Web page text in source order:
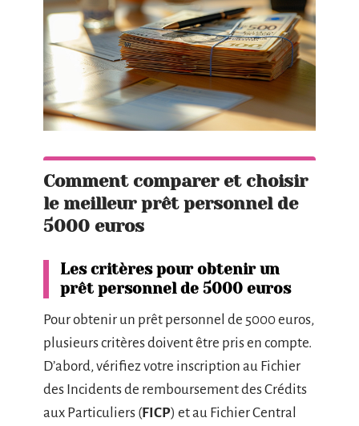
Comment comparer et choisir
le meilleur prêt personnel de
5000 euros
Les critères pour obtenir un
prêt personnel de 5000 euros
Pour obtenir un prêt personnel de 5000 euros,
plusieurs critères doivent être pris en compte.
D’abord, vérifiez votre inscription au Fichier
des Incidents de remboursement des Crédits
aux Particuliers (FICP) et au Fichier Central